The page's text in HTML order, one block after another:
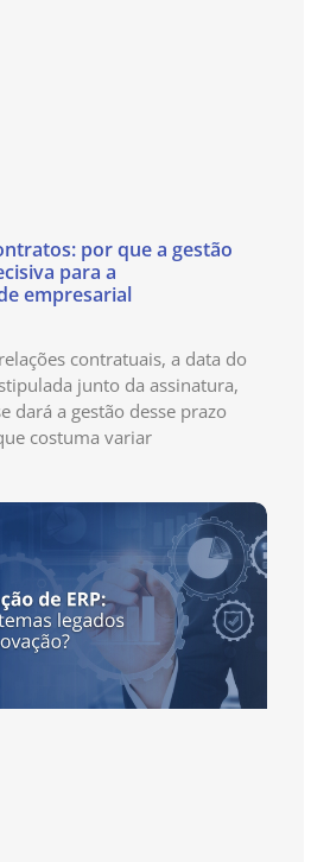
por que a gestão
para a
empresarial
contratuais, a data do
junto da assinatura,
dará a gestão desse prazo
costuma variar